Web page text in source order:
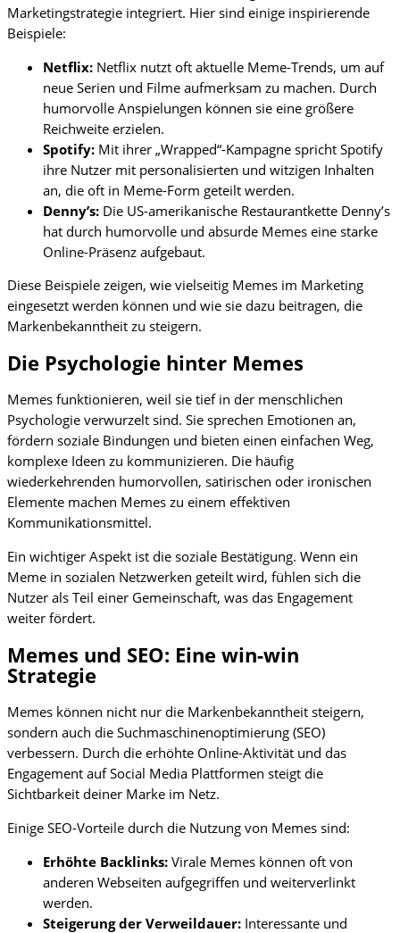
Marketingstrategie integriert. Hier sind einige inspirierende
Beispiele:
Netflix: Netflix nutzt oft aktuelle Meme-Trends, um auf
neue Serien und Filme aufmerksam zu machen. Durch
humorvolle Anspielungen können sie eine größere
Reichweite erzielen.
Spotify: Mit ihrer „Wrapped“-Kampagne spricht Spotify
ihre Nutzer mit personalisierten und witzigen Inhalten
an, die oft in Meme-Form geteilt werden.
Denny’s: Die US-amerikanische Restaurantkette Denny’s
hat durch humorvolle und absurde Memes eine starke
Online-Präsenz aufgebaut.
Diese Beispiele zeigen, wie vielseitig Memes im Marketing
eingesetzt werden können und wie sie dazu beitragen, die
Markenbekanntheit zu steigern.
Die Psychologie hinter Memes
Memes funktionieren, weil sie tief in der menschlichen
Psychologie verwurzelt sind. Sie sprechen Emotionen an,
fördern soziale Bindungen und bieten einen einfachen Weg,
komplexe Ideen zu kommunizieren. Die häufig
wiederkehrenden humorvollen, satirischen oder ironischen
Elemente machen Memes zu einem effektiven
Kommunikationsmittel.
Ein wichtiger Aspekt ist die soziale Bestätigung. Wenn ein
Meme in sozialen Netzwerken geteilt wird, fühlen sich die
Nutzer als Teil einer Gemeinschaft, was das Engagement
weiter fördert.
Memes und SEO: Eine win-win
Strategie
Memes können nicht nur die Markenbekanntheit steigern,
sondern auch die Suchmaschinenoptimierung (SEO)
verbessern. Durch die erhöhte Online-Aktivität und das
Engagement auf Social Media Plattformen steigt die
Sichtbarkeit deiner Marke im Netz.
Einige SEO-Vorteile durch die Nutzung von Memes sind:
Erhöhte Backlinks: Virale Memes können oft von
anderen Webseiten aufgegriffen und weiterverlinkt
werden.
Steigerung der Verweildauer: Interessante und